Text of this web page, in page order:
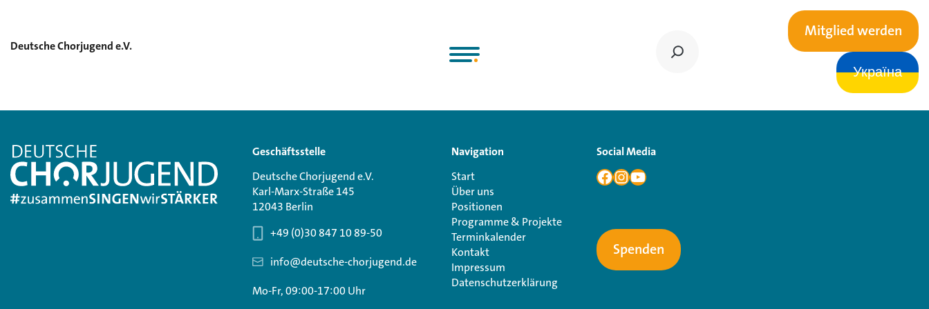
Deutsche Chorjugend e.V.
Mitglied werden
Україна
Geschäftsstelle
Deutsche Chorjugend e.V.
Karl-Marx-Straße 145
12043 Berlin
+49 (0)30 847 10 89-50
info@deutsche-chorjugend.de
Mo-Fr, 09:00-17:00 Uhr
Navigation
Start
Über uns
Positionen
Programme & Projekte
Terminkalender
Kontakt
Impressum
Datenschutzerklärung
Social Media
Spenden